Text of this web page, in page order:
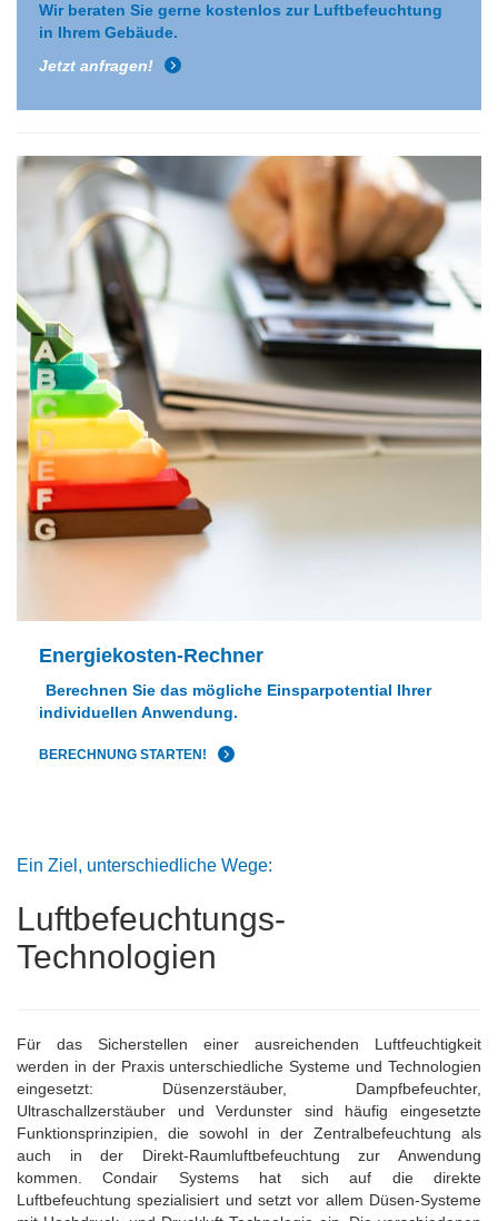
Wir beraten Sie gerne kostenlos zur Luftbefeuchtung
in Ihrem Gebäude.
Jetzt anfragen!
Energiekosten-Rechner
Berechnen Sie das mögliche Einsparpotential Ihrer
individuellen Anwendung.
BERECHNUNG STARTEN!
Ein Ziel, unterschiedliche Wege:
Luftbefeuchtungs-
Technologien
Für das Sicherstellen einer ausreichenden Luftfeuchtigkeit
werden in der Praxis unterschiedliche Systeme und Technologien
eingesetzt: Düsenzerstäuber, Dampfbefeuchter,
Ultraschallzerstäuber und Verdunster sind häufig eingesetzte
Funktionsprinzipien, die sowohl in der Zentralbefeuchtung als
auch in der Direkt-Raumluftbefeuchtung zur Anwendung
kommen.
Condair Systems hat sich auf die direkte
Luftbefeuchtung spezialisiert und setzt vor allem Düsen-Systeme